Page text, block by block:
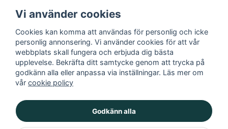
Följ oss:
Instagram
Facebook
TikTok
YouTube
Vi levererar:
Snabba leveranser
Trygga köp
Fri frakt över 499:-
Trevlig kundtjänst
Vi använder cookies
Cookies kan komma att användas för personlig och icke
personlig annonsering. Vi använder cookies för att vår
webbplats skall fungera och erbjuda dig bästa
upplevelse. Bekräfta ditt samtycke genom att trycka på
godkänn alla eller anpassa via inställningar. Läs mer om
vår cookie policy
Godkänn alla